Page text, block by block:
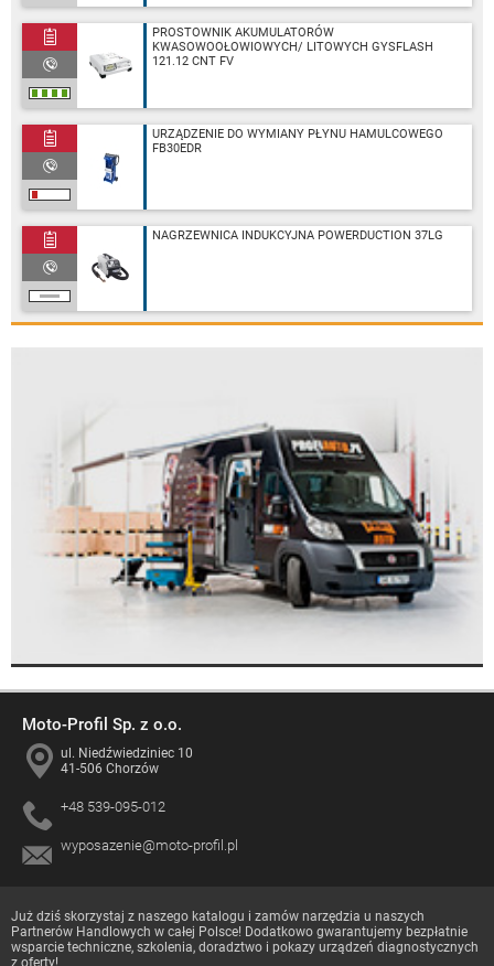
PROSTOWNIK AKUMULATORÓW
KWASOWOOŁOWIOWYCH/ LITOWYCH GYSFLASH
121.12 CNT FV
URZĄDZENIE DO WYMIANY PŁYNU HAMULCOWEGO
FB30EDR
NAGRZEWNICA INDUKCYJNA POWERDUCTION 37LG
Moto-Profil Sp. z o.o.
ul. Niedźwiedziniec 10
41-506 Chorzów
+48 539-095-012
wyposazenie@moto-profil.pl
Już dziś skorzystaj z naszego katalogu i zamów narzędzia u naszych
Partnerów Handlowych w całej Polsce! Dodatkowo gwarantujemy bezpłatnie
wsparcie techniczne, szkolenia, doradztwo i pokazy urządzeń diagnostycznych
z oferty!